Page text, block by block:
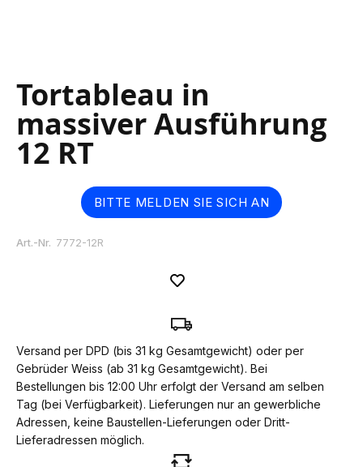
to
the
beginning
of
the
images
Tortableau in
massiver Ausführung
12 RT
BITTE MELDEN SIE SICH AN
Art.-Nr. 7772-12R
Versand per DPD (bis 31 kg Gesamtgewicht) oder per
Gebrüder Weiss (ab 31 kg Gesamtgewicht). Bei
Bestellungen bis 12:00 Uhr erfolgt der Versand am selben
Tag (bei Verfügbarkeit). Lieferungen nur an gewerbliche
Adressen, keine Baustellen-Lieferungen oder Dritt-
Lieferadressen möglich.